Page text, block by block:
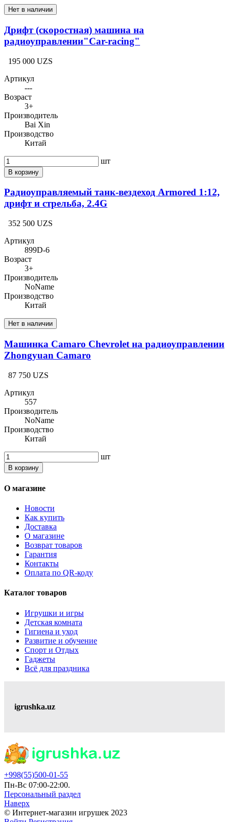
Нет в наличии
Дрифт (скоростная) машина на
радиоуправлении"Car-racing"
195 000 UZS
Артикул
---
Возраст
3+
Производитель
Bai Xin
Производство
Китай
шт
В корзину
Радиоуправляемый танк-вездеход Armored 1:12,
дрифт и стрельба, 2.4G
352 500 UZS
Артикул
899D-6
Возраст
3+
Производитель
NoName
Производство
Китай
Нет в наличии
Машинка Camaro Chevrolet на радиоуправлении
Zhongyuan Camaro
87 750 UZS
Артикул
557
Производитель
NoName
Производство
Китай
шт
В корзину
О магазине
Новости
Как купить
Доставка
О магазине
Возврат товаров
Гарантия
Контакты
Оплата по QR-коду
Каталог товаров
Игрушки и игры
Детская комната
Гигиена и уход
Развитие и обучение
Спорт и Отдых
Гаджеты
Всё для праздника
igrushka.uz
+998(55)500-01-55
Пн-Вс 07:00-22:00.
Персональный раздел
Наверх
© Интернет-магазин игрушек 2023